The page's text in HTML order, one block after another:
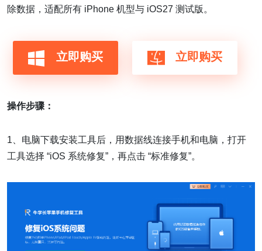
除数据，适配所有 iPhone 机型与 iOS27 测试版。
立即购买 立即购买
操作步骤：
1、电脑下载安装工具后，用数据线连接手机和电脑，打开
工具选择 “iOS 系统修复”，再点击 “标准修复”。